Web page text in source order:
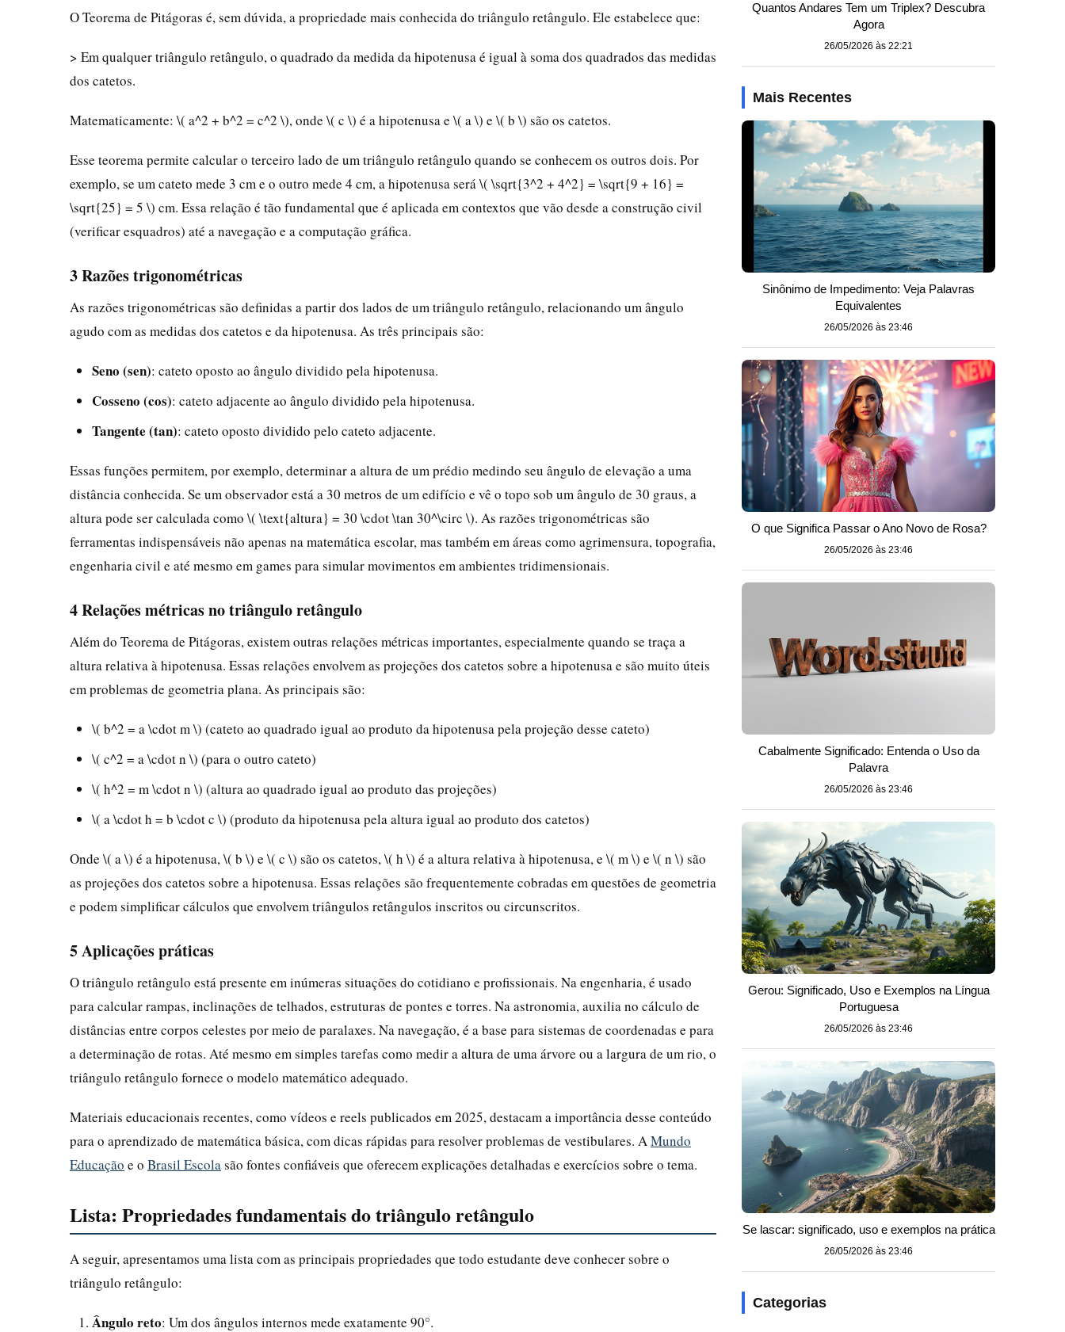
O Teorema de Pitágoras é, sem dúvida, a propriedade mais conhecida do triângulo retângulo. Ele estabelece que:
> Em qualquer triângulo retângulo, o quadrado da medida da hipotenusa é igual à soma dos quadrados das medidas
dos catetos.
Matematicamente: \( a^2 + b^2 = c^2 \), onde \( c \) é a hipotenusa e \( a \) e \( b \) são os catetos.
Esse teorema permite calcular o terceiro lado de um triângulo retângulo quando se conhecem os outros dois. Por
exemplo, se um cateto mede 3 cm e o outro mede 4 cm, a hipotenusa será \( \sqrt{3^2 + 4^2} = \sqrt{9 + 16} =
\sqrt{25} = 5 \) cm. Essa relação é tão fundamental que é aplicada em contextos que vão desde a construção civil
(verificar esquadros) até a navegação e a computação gráfica.
3 Razões trigonométricas
As razões trigonométricas são definidas a partir dos lados de um triângulo retângulo, relacionando um ângulo
agudo com as medidas dos catetos e da hipotenusa. As três principais são:
Seno (sen): cateto oposto ao ângulo dividido pela hipotenusa.
Cosseno (cos): cateto adjacente ao ângulo dividido pela hipotenusa.
Tangente (tan): cateto oposto dividido pelo cateto adjacente.
Essas funções permitem, por exemplo, determinar a altura de um prédio medindo seu ângulo de elevação a uma
distância conhecida. Se um observador está a 30 metros de um edifício e vê o topo sob um ângulo de 30 graus, a
altura pode ser calculada como \( \text{altura} = 30 \cdot \tan 30^\circ \). As razões trigonométricas são
ferramentas indispensáveis não apenas na matemática escolar, mas também em áreas como agrimensura, topografia,
engenharia civil e até mesmo em games para simular movimentos em ambientes tridimensionais.
4 Relações métricas no triângulo retângulo
Além do Teorema de Pitágoras, existem outras relações métricas importantes, especialmente quando se traça a
altura relativa à hipotenusa. Essas relações envolvem as projeções dos catetos sobre a hipotenusa e são muito úteis
em problemas de geometria plana. As principais são:
\( b^2 = a \cdot m \) (cateto ao quadrado igual ao produto da hipotenusa pela projeção desse cateto)
\( c^2 = a \cdot n \) (para o outro cateto)
\( h^2 = m \cdot n \) (altura ao quadrado igual ao produto das projeções)
\( a \cdot h = b \cdot c \) (produto da hipotenusa pela altura igual ao produto dos catetos)
Onde \( a \) é a hipotenusa, \( b \) e \( c \) são os catetos, \( h \) é a altura relativa à hipotenusa, e \( m \) e \( n \) são
as projeções dos catetos sobre a hipotenusa. Essas relações são frequentemente cobradas em questões de geometria
e podem simplificar cálculos que envolvem triângulos retângulos inscritos ou circunscritos.
5 Aplicações práticas
O triângulo retângulo está presente em inúmeras situações do cotidiano e profissionais. Na engenharia, é usado
para calcular rampas, inclinações de telhados, estruturas de pontes e torres. Na astronomia, auxilia no cálculo de
distâncias entre corpos celestes por meio de paralaxes. Na navegação, é a base para sistemas de coordenadas e para
a determinação de rotas. Até mesmo em simples tarefas como medir a altura de uma árvore ou a largura de um rio, o
triângulo retângulo fornece o modelo matemático adequado.
Materiais educacionais recentes, como vídeos e reels publicados em 2025, destacam a importância desse conteúdo
para o aprendizado de matemática básica, com dicas rápidas para resolver problemas de vestibulares. A Mundo
Educação e o Brasil Escola são fontes confiáveis que oferecem explicações detalhadas e exercícios sobre o tema.
Lista: Propriedades fundamentais do triângulo retângulo
A seguir, apresentamos uma lista com as principais propriedades que todo estudante deve conhecer sobre o
triângulo retângulo:
Ângulo reto: Um dos ângulos internos mede exatamente 90°.
Quantos Andares Tem um Triplex? Descubra
Agora
26/05/2026 às 22:21
Mais Recentes
Sinônimo de Impedimento: Veja Palavras
Equivalentes
26/05/2026 às 23:46
O que Significa Passar o Ano Novo de Rosa?
26/05/2026 às 23:46
Cabalmente Significado: Entenda o Uso da
Palavra
26/05/2026 às 23:46
Gerou: Significado, Uso e Exemplos na Língua
Portuguesa
26/05/2026 às 23:46
Se lascar: significado, uso e exemplos na prática
26/05/2026 às 23:46
Categorias